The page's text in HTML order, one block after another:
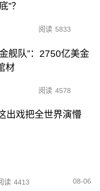
”？
阅读 5833
舰队”：2750亿美金
材
阅读 4578
出戏把全世界演懵
读 4413 08-06